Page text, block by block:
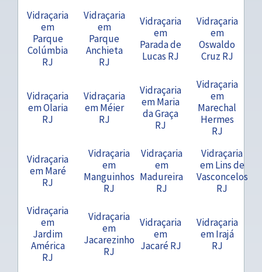
Vidraçaria
em
Parque
Colúmbia
RJ
Vidraçaria
em
Parque
Anchieta
RJ
Vidraçaria
em
Parada de
Lucas RJ
Vidraçaria
em
Oswaldo
Cruz RJ
Vidraçaria
em Olaria
RJ
Vidraçaria
em Méier
RJ
Vidraçaria
em Maria
da Graça
RJ
Vidraçaria
em
Marechal
Hermes
RJ
Vidraçaria
em Maré
RJ
Vidraçaria
em
Manguinhos
RJ
Vidraçaria
em
Madureira
RJ
Vidraçaria
em Lins de
Vasconcelos
RJ
Vidraçaria
em
Jardim
América
RJ
Vidraçaria
em
Jacarezinho
RJ
Vidraçaria
em
Jacaré RJ
Vidraçaria
em Irajá
RJ